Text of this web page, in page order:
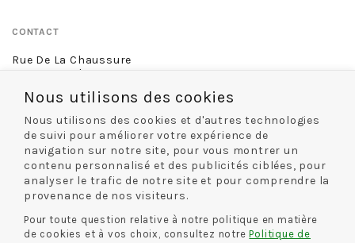
CONTACT
Rue De La Chaussure
46 rue Royale
02 38 68 60 13
NOS MODES DE LIVRAISON
NOS MODES DE PAIEMENT
Nous utilisons des cookies
Nous utilisons des cookies et d'autres technologies
de suivi pour améliorer votre expérience de
navigation sur notre site, pour vous montrer un
contenu personnalisé et des publicités ciblées, pour
analyser le trafic de notre site et pour comprendre la
provenance de nos visiteurs.
Pour toute question relative à notre politique en matière
de cookies et à vos choix, consultez notrePolitique de